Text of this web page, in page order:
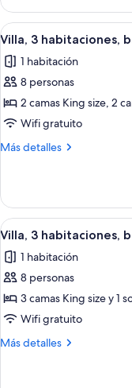
2
habitaciones,
balcón
Ver
todas
las
fotos
de
Villa,
3
7
Villa, 3 habitaciones,
1 habitación
8 personas
2 camas King size, 2
Wifi gratuito
Más detalles
Más
3
habitaciones,
balcón
Ver
todas
las
fotos
de
Villa,
3
6
Villa, 3 habitaciones,
1 habitación
8 personas
3 camas King size y 1
Wifi gratuito
Más detalles
Más